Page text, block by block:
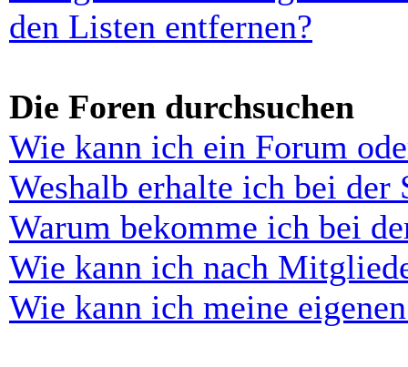
den Listen entfernen?
Die Foren durchsuchen
Wie kann ich ein Forum
Weshalb erhalte ich bei der
Warum bekomme ich bei
Wie kann ich nach
Wie kann ich meine